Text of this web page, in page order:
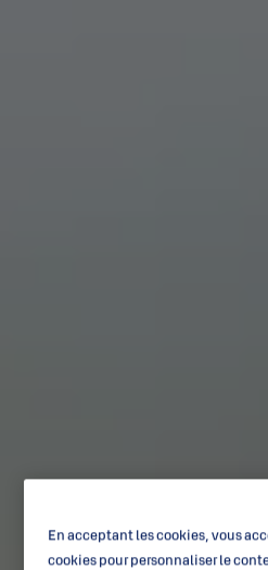
En acceptant les cookies, vous
cookies pour personnaliser le